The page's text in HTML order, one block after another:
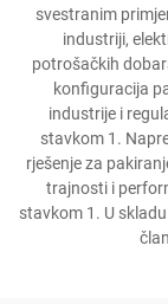
svestranim
industriji,
potrošačkih
konfiguracija
industrije i
stavkom 1.
rješenje za
trajnosti i
stavkom 1. U